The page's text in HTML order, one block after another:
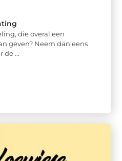
die overal een
geven? Neem dan eens
de ...